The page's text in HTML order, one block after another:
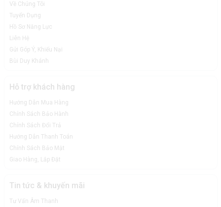
Về Chúng Tôi
Tuyển Dụng
Hồ Sơ Năng Lực
Liên Hệ
Gửi Góp Ý, Khiếu Nại
Bùi Duy Khánh
Hỗ trợ khách hàng
Hướng Dẫn Mua Hàng
Chính Sách Bảo Hành
Chính Sách Đổi Trả
Hướng Dẫn Thanh Toán
Chính Sách Bảo Mật
Giao Hàng, Lắp Đặt
Tin tức & khuyến mãi
Tư Vấn Âm Thanh